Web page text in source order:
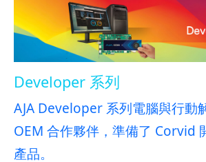
Developer 系列
AJA Developer 系列電腦與行動
OEM 合作夥伴，準備了 Corvid
產品。